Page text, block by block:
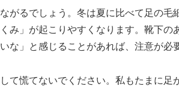
るでしょう。冬は夏に比べて足の毛
み」が起こりやすくなります。靴下の
な」と感じることがあれば、注意が必
て慌てないでください。私もたまに足